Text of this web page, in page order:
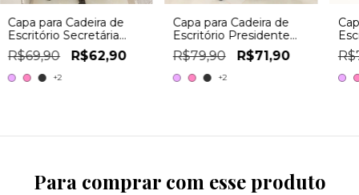
Capa para Cadeira de
Escritório Secretária
Pelo Curto
R$69,90 R$62,90
+2
Capa para Cadeira de
Escritório Presidente
Marilyn
R$79,90 R$71,90
+2
Para comprar com esse produto